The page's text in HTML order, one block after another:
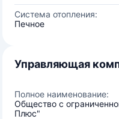
Система отопления:
Печное
Управляющая
Полное наименование:
Общество с
Плюс"